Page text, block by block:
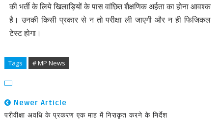
की भर्ती के लिये खिलाड़ियों के पास वांछित शैक्षणिक अर्हता का होना आवश्क
है। उनकी किसी प्रकार से न तो परीक्षा ली जाएगी और न ही फिजिकल
टेस्ट होगा।
Tags # MP News
Newer Article
परीवीक्षा अवधि के प्रकरण एक माह में निराकृत करने के निर्देश